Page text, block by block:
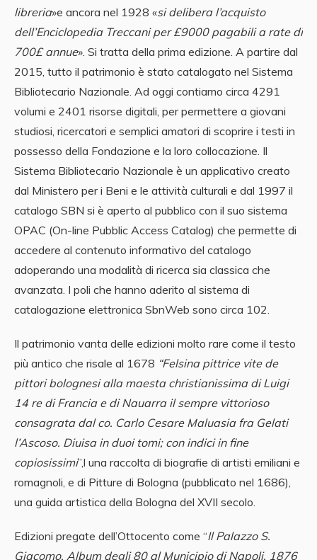
libreria»e ancora nel 1928 «si delibera l’acquisto
dell’Enciclopedia Treccani per £9000 pagabili a rate di
700£ annue». Si tratta della prima edizione. A partire dal
2015, tutto il patrimonio è stato catalogato nel Sistema
Bibliotecario Nazionale. Ad oggi contiamo circa 4291
volumi e 2401 risorse digitali, per permettere a giovani
studiosi, ricercatori e semplici amatori di scoprire i testi in
possesso della Fondazione e la loro collocazione. Il
Sistema Bibliotecario Nazionale è un applicativo creato
dal Ministero per i Beni e le attività culturali e dal 1997 il
catalogo SBN si è aperto al pubblico con il suo sistema
OPAC (On-line Pubblic Access Catalog) che permette di
accedere al contenuto informativo del catalogo
adoperando una modalità di ricerca sia classica che
avanzata. I poli che hanno aderito al sistema di
catalogazione elettronica SbnWeb sono circa 102.
Il patrimonio vanta delle edizioni molto rare come il testo
più antico che risale al 1678 “Felsina pittrice vite de
pittori bolognesi alla maesta christianissima di Luigi
14 re di Francia e di Nauarra il sempre vittorioso
consagrata dal co. Carlo Cesare Maluasia fra Gelati
l’Ascoso. Diuisa in duoi tomi; con indici in fine
copiosissimi”,l una raccolta di biografie di artisti emiliani e
romagnoli, e di Pitture di Bologna (pubblicato nel 1686),
una guida artistica della Bologna del XVII secolo.
Edizioni pregate dell’Ottocento come “Il Palazzo S.
Giacomo. Album degli 80 al Municipio di Napoli. 1876